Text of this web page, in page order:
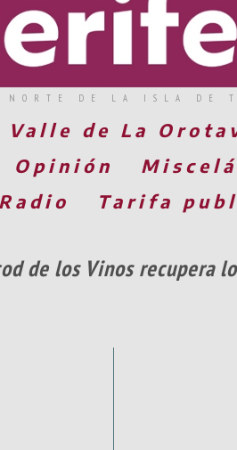
NORTE DE LA ISLA DE
Valle de La
Opinión
Tarifa
de los Vinos recupera